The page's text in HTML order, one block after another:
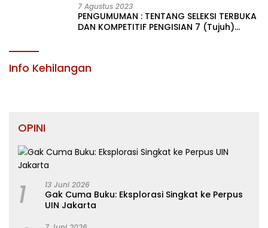
7 Agustus 2023
PENGUMUMAN : TENTANG SELEKSI TERBUKA
DAN KOMPETITIF PENGISIAN 7 (Tujuh)
Info Kehilangan
OPINI
1 13 Juni 2026
Gak Cuma Buku: Eksplorasi Singkat ke Perpus
UIN Jakarta